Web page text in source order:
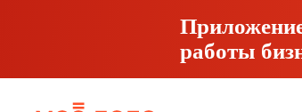
работы